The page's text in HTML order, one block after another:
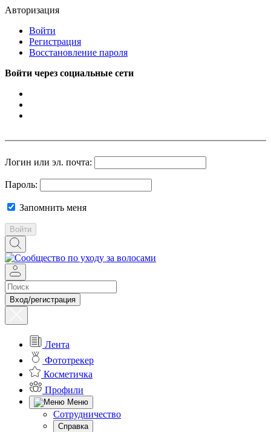
Авторизация
Войти
Регистрация
Восстановление пароля
Войти через социальные сети
Логин или эл. почта:
Пароль:
Запомнить меня
Войти
Вход/регистрация
Лента
Фототрекер
Косметичка
Профили
Меню
Сотрудничество
Справка